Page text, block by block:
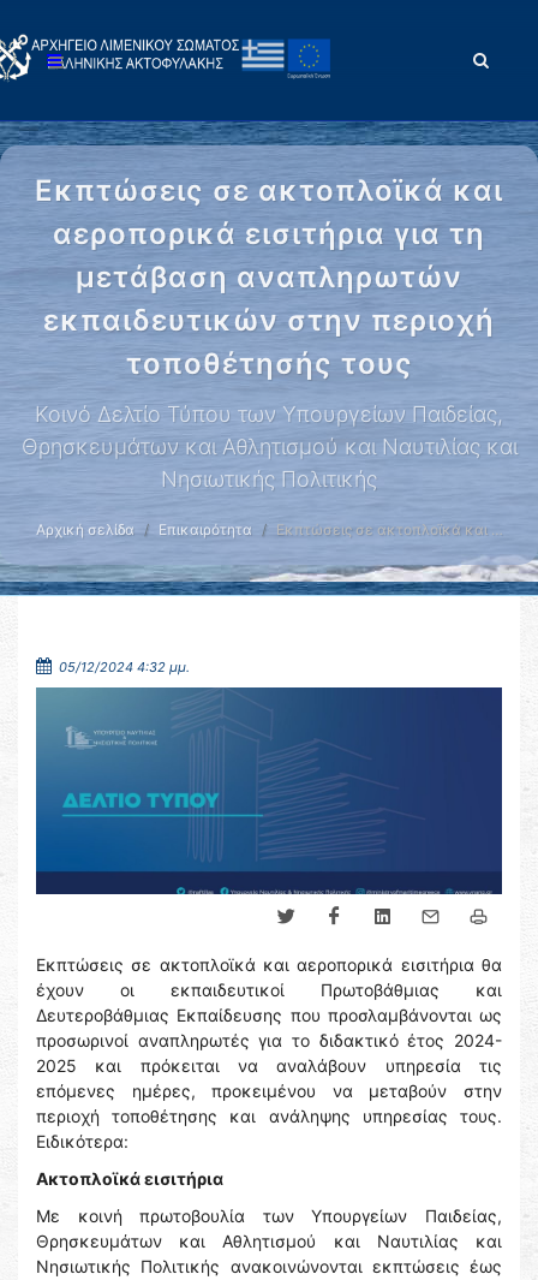
Εκπτώσεις σε ακτοπλοϊκά και
αεροπορικά εισιτήρια για τη
μετάβαση αναπληρωτών
εκπαιδευτικών στην περιοχή
τοποθέτησής τους
Κοινό Δελτίο Τύπου των Υπουργείων Παιδείας,
Θρησκευμάτων και Αθλητισμού και Ναυτιλίας και
Νησιωτικής Πολιτικής
Αρχική σελίδα Επικαιρότητα Εκπτώσεις σε ακτοπλοϊκά και …
05/12/2024 4:32 μμ.
Εκπτώσεις σε ακτοπλοϊκά και αεροπορικά εισιτήρια θα
έχουν οι εκπαιδευτικοί Πρωτοβάθμιας και
Δευτεροβάθμιας Εκπαίδευσης που προσλαμβάνονται ως
προσωρινοί αναπληρωτές για το διδακτικό έτος 2024-
2025 και πρόκειται να αναλάβουν υπηρεσία τις
επόμενες ημέρες, προκειμένου να μεταβούν στην
περιοχή τοποθέτησης και ανάληψης υπηρεσίας τους.
Ειδικότερα:
Ακτοπλοϊκά εισιτήρια
Με κοινή πρωτοβουλία των Υπουργείων Παιδείας,
Θρησκευμάτων και Αθλητισμού και Ναυτιλίας και
Νησιωτικής Πολιτικής ανακοινώνονται εκπτώσεις έως